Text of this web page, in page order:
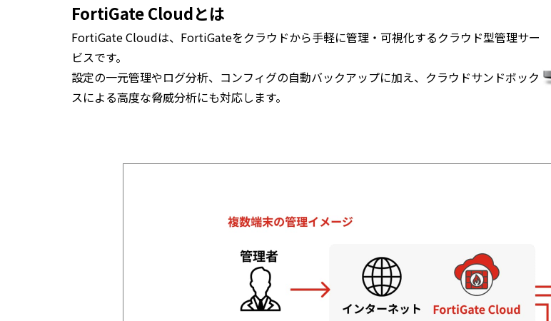
FortiGate Cloudとは
FortiGate Cloudは、FortiGateをクラウドから手軽に管理・可視化するクラウド型管理サー
ビスです。
設定の一元管理やログ分析、コンフィグの自動バックアップに加え、クラウドサンドボック
スによる高度な脅威分析にも対応します。